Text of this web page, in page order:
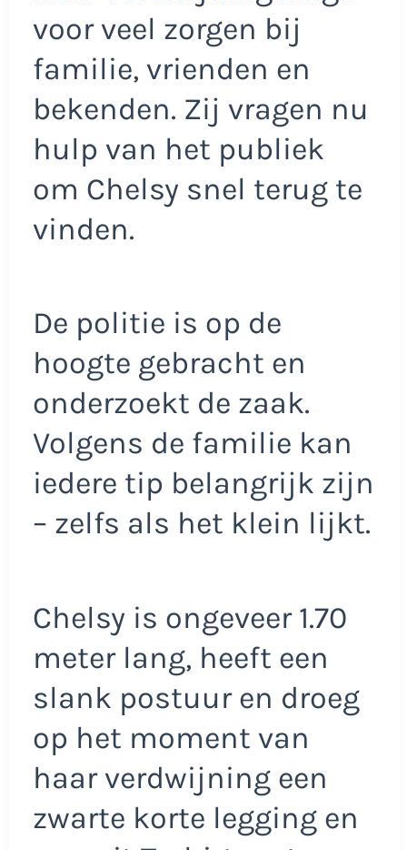
voor veel zorgen bij
familie, vrienden en
bekenden. Zij vragen nu
hulp van het publiek
om Chelsy snel terug te
vinden.
De politie is op de
hoogte gebracht en
onderzoekt de zaak.
Volgens de familie kan
iedere tip belangrijk zijn
– zelfs als het klein lijkt.
Chelsy is ongeveer 1.70
meter lang, heeft een
slank postuur en droeg
op het moment van
haar verdwijning een
zwarte korte legging en